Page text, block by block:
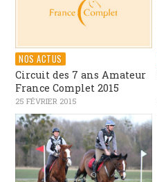
NOS ACTUS
Circuit des 7 ans Amateur
France Complet 2015
25 FÉVRIER 2015